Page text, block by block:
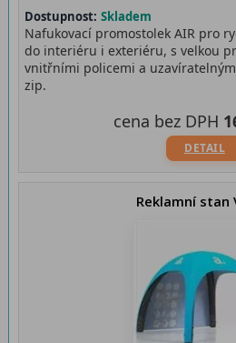
Dostupnost: Skladem
Nafukovací promostolek AIR pro
do interiéru i exteriéru, s velkou
vnitřními policemi a
zip.
DETAIL
cena bez DPH
Reklamní stan